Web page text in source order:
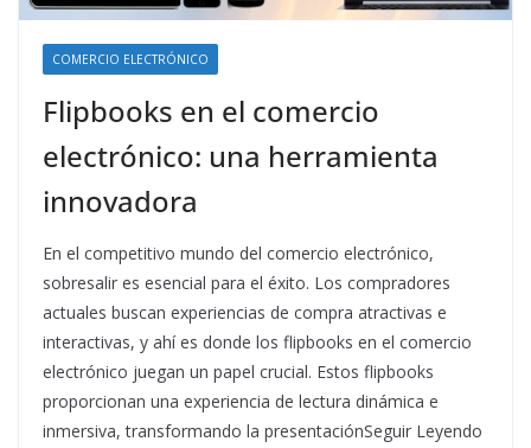
COMERCIO ELECTRÓNICO
Flipbooks en el comercio
electrónico: una herramienta
innovadora
En el competitivo mundo del comercio electrónico,
sobresalir es esencial para el éxito. Los compradores
actuales buscan experiencias de compra atractivas e
interactivas, y ahí es donde los flipbooks en el comercio
electrónico juegan un papel crucial. Estos flipbooks
proporcionan una experiencia de lectura dinámica e
inmersiva, transformando la presentaciónSeguir Leyendo